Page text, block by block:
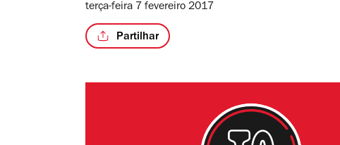
terça-feira 7 fevereiro 2017
Partilhar